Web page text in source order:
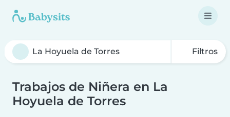
Filtros
Trabajos de Niñera en La
Hoyuela de Torres